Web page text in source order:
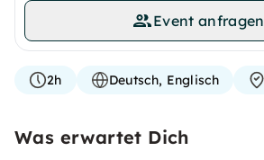
Event anfragen
2h Deutsch, Englisch
Was erwartet Dich